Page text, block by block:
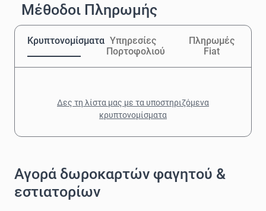
Μέθοδοι Πληρωμής
Κρυπτονομίσματα Υπηρεσίες
Πορτοφολιού
Πληρωμές
Fiat
Δες τη λίστα μας με τα υποστηριζόμενα
κρυπτονομίσματα
Αγορά δωροκαρτών φαγητού &
εστιατορίων